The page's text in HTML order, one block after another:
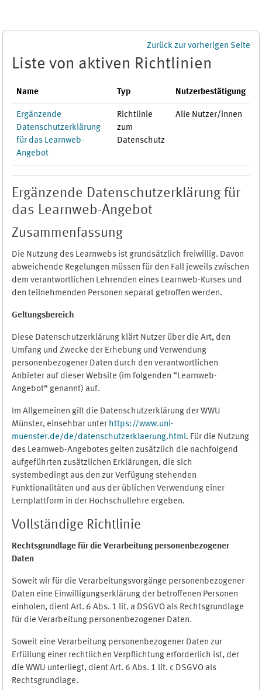
Zurück zur vorherigen Seite
Liste von aktiven Richtlinien
Name Typ Nutzerbestätigung
Ergänzende
Datenschutzerklärung
für das Learnweb-
Angebot
Richtlinie
zum
Datenschutz
Alle Nutzer/innen
Ergänzende Datenschutzerklärung für
das Learnweb-Angebot
Zusammenfassung
Die Nutzung des Learnwebs ist grundsätzlich freiwillig. Davon
abweichende Regelungen müssen für den Fall jeweils zwischen
dem verantwortlichen Lehrenden eines Learnweb-Kurses und
den teilnehmenden Personen separat getroffen werden.
Geltungsbereich
Diese Datenschutzerklärung klärt Nutzer über die Art, den
Umfang und Zwecke der Erhebung und Verwendung
personenbezogener Daten durch den verantwortlichen
Anbieter auf dieser Website (im folgenden “Learnweb-
Angebot” genannt) auf.
Im Allgemeinen gilt die Datenschutzerklärung der WWU
Münster, einsehbar unter https://www.uni-
muenster.de/de/datenschutzerklaerung.html. Für die Nutzung
des Learnweb-Angebotes gelten zusätzlich die nachfolgend
aufgeführten zusätzlichen Erklärungen, die sich
systembedingt aus den zur Verfügung stehenden
Funktionalitäten und aus der üblichen Verwendung einer
Lernplattform in der Hochschullehre ergeben.
Vollständige Richtlinie
Rechtsgrundlage für die Verarbeitung personenbezogener
Daten
Soweit wir für die Verarbeitungsvorgänge personenbezogener
Daten eine Einwilligungserklärung der betroffenen Personen
einholen, dient Art. 6 Abs. 1 lit. a DSGVO als Rechtsgrundlage
für die Verarbeitung personenbezogener Daten.
Soweit eine Verarbeitung personenbezogener Daten zur
Erfüllung einer rechtlichen Verpflichtung erforderlich ist, der
die WWU unterliegt, dient Art. 6 Abs. 1 lit. c DSGVO als
Rechtsgrundlage.